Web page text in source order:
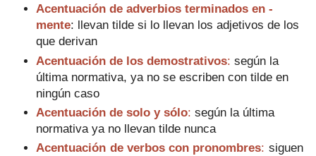
Acentuación de adverbios terminados en -
mente: llevan tilde si lo llevan los adjetivos de los
que derivan
Acentuación de los demostrativos: según la
última normativa, ya no se escriben con tilde en
ningún caso
Acentuación de solo y sólo: según la última
normativa ya no llevan tilde nunca
Acentuación de verbos con pronombres: siguen